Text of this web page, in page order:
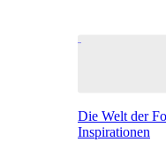
Die Welt der
Inspirationen